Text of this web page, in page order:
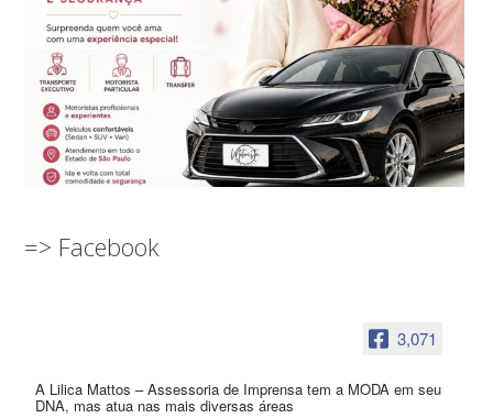
=> Facebook
3,071
A Lilica Mattos – Assessoria de Imprensa tem a MODA em seu
DNA, mas atua nas mais diversas áreas